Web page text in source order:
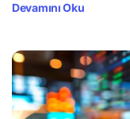
Devamını Oku